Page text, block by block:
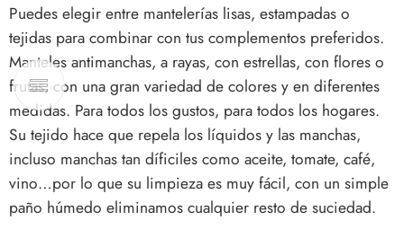
Puedes elegir entre mantelerías lisas, estampadas o
tejidas para combinar con tus complementos preferidos.
Manteles antimanchas, a rayas, con estrellas, con flores o
frutas, con una gran variedad de colores y en diferentes
medidas. Para todos los gustos, para todos los hogares.
Su tejido hace que repela los líquidos y las manchas,
incluso manchas tan díficiles como aceite, tomate, café,
vino…por lo que su limpieza es muy fácil, con un simple
paño húmedo eliminamos cualquier resto de suciedad.